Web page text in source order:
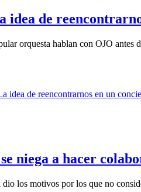
idea de
orquesta hablan con OJO
niega a hacer
dio los motivos por los que no